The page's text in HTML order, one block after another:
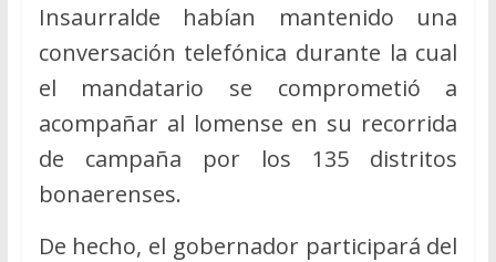
Insaurralde habían mantenido una
conversación telefónica durante la cual
el mandatario se comprometió a
acompañar al lomense en su recorrida
de campaña por los 135 distritos
bonaerenses.
De hecho, el gobernador participará del